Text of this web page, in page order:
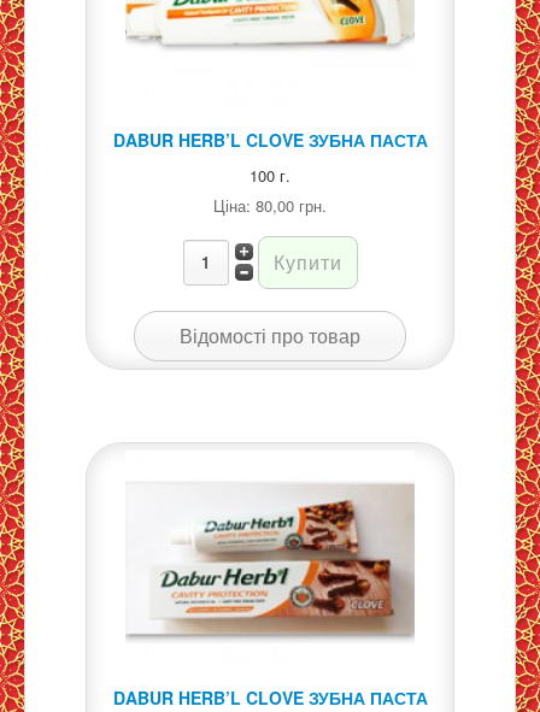
DABUR HERB’L CLOVE ЗУБНА ПАСТА
100 г.
Ціна: 80,00 грн.
Відомості про товар
DABUR HERB’L CLOVE ЗУБНА ПАСТА